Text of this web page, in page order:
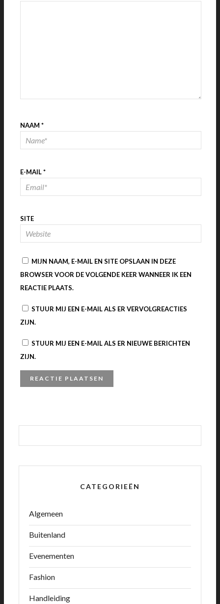
NAAM *
E-MAIL*
SITE
MIJN NAAM, E-MAIL EN SITE OPSLAAN IN DEZE
BROWSER VOOR DE VOLGENDE KEER WANNEER IK EEN
REACTIE PLAATS.
STUUR MIJ EEN E-MAIL ALS ER VERVOLGREACTIES
ZIJN.
STUUR MIJ EEN E-MAIL ALS ER NIEUWE BERICHTEN
ZIJN.
CATEGORIEËN
Algemeen
Buitenland
Evenementen
Fashion
Handleiding